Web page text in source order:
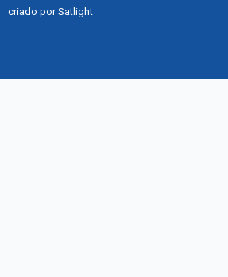
criado porSatlight